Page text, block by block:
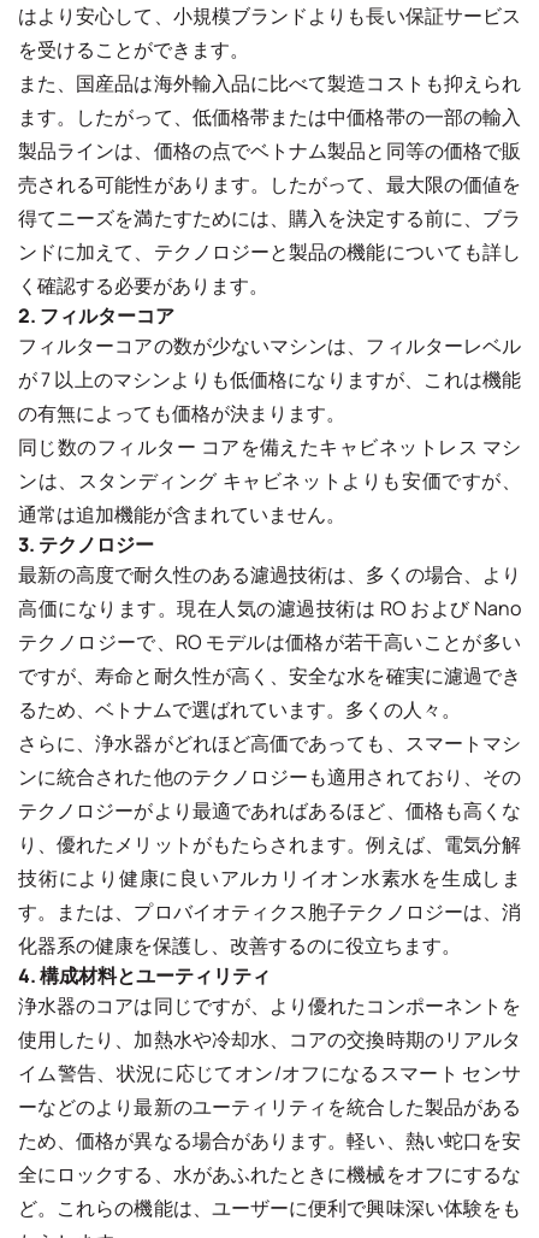
はより安心して、小規模ブランドよりも長い保証サービス
を受けることができます。
また、国産品は海外輸入品に比べて製造コストも抑えられ
ます。したがって、低価格帯または中価格帯の一部の輸入
製品ラインは、価格の点でベトナム製品と同等の価格で販
売される可能性があります。したがって、最大限の価値を
得てニーズを満たすためには、購入を決定する前に、ブラ
ンドに加えて、テクノロジーと製品の機能についても詳し
く確認する必要があります。
2. フィルターコア
フィルターコアの数が少ないマシンは、フィルターレベル
が 7 以上のマシンよりも低価格になりますが、これは機能
の有無によっても価格が決まります。
同じ数のフィルター コアを備えたキャビネットレス マシ
ンは、スタンディング キャビネットよりも安価ですが、
通常は追加機能が含まれていません。
3. テクノロジー
最新の高度で耐久性のある濾過技術は、多くの場合、より
高価になります。現在人気の濾過技術は RO および Nano
テクノロジーで、RO モデルは価格が若干高いことが多い
ですが、寿命と耐久性が高く、安全な水を確実に濾過でき
るため、ベトナムで選ばれています。多くの人々。
さらに、浄水器がどれほど高価であっても、スマートマシ
ンに統合された他のテクノロジーも適用されており、その
テクノロジーがより最適であればあるほど、価格も高くな
り、優れたメリットがもたらされます。例えば、電気分解
技術により健康に良いアルカリイオン水素水を生成しま
す。または、プロバイオティクス胞子テクノロジーは、消
化器系の健康を保護し、改善するのに役立ちます。
4. 構成材料とユーティリティ
浄水器のコアは同じですが、より優れたコンポーネントを
使用したり、加熱水や冷却水、コアの交換時期のリアルタ
イム警告、状況に応じてオン/オフになるスマート センサ
ーなどのより最新のユーティリティを統合した製品がある
ため、価格が異なる場合があります。軽い、熱い蛇口を安
全にロックする、水があふれたときに機械をオフにするな
ど。これらの機能は、ユーザーに便利で興味深い体験をも